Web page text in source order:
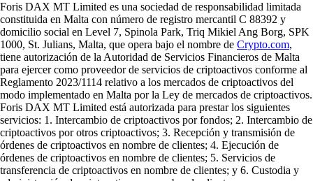
Foris DAX MT Limited es una sociedad de responsabilidad limitada
constituida en Malta con número de registro mercantil C 88392 y
domicilio social en Level 7, Spinola Park, Triq Mikiel Ang Borg, SPK
1000, St. Julians, Malta, que opera bajo el nombre de Crypto.com,
tiene autorización de la Autoridad de Servicios Financieros de Malta
para ejercer como proveedor de servicios de criptoactivos conforme al
Reglamento 2023/1114 relativo a los mercados de criptoactivos del
modo implementado en Malta por la Ley de mercados de criptoactivos.
Foris DAX MT Limited está autorizada para prestar los siguientes
servicios: 1. Intercambio de criptoactivos por fondos; 2. Intercambio de
criptoactivos por otros criptoactivos; 3. Recepción y transmisión de
órdenes de criptoactivos en nombre de clientes; 4. Ejecución de
órdenes de criptoactivos en nombre de clientes; 5. Servicios de
transferencia de criptoactivos en nombre de clientes; y 6. Custodia y